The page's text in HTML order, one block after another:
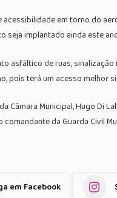
em torno do
seja implantado ainda este
asfáltico de ruas,
pois terá um acesso melhor
Câmara Municipal, Hugo Di
comandante da Guarda Civil
em Facebook